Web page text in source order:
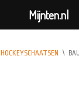
HOCKEYSCHAATSEN \
Mijnten.nl